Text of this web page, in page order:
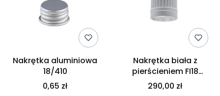
Nakrętka aluminiowa
18/410
0,65 zł
Nakrętka biała z
pierścieniem FI18
1000szt
290,00 zł